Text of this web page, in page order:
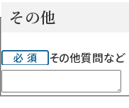
その他
その他質問など